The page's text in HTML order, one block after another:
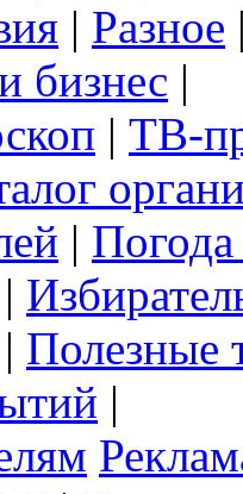
| Разное
бизнес |
| ТВ-
|
|
| Полезные
|